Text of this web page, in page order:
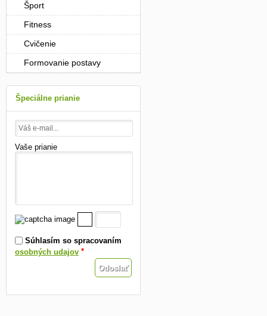
Šport
Fitness
Cvičenie
Formovanie postavy
Špeciálne prianie
Vaše prianie
Súhlasím so spracovaním
osobných udajov *